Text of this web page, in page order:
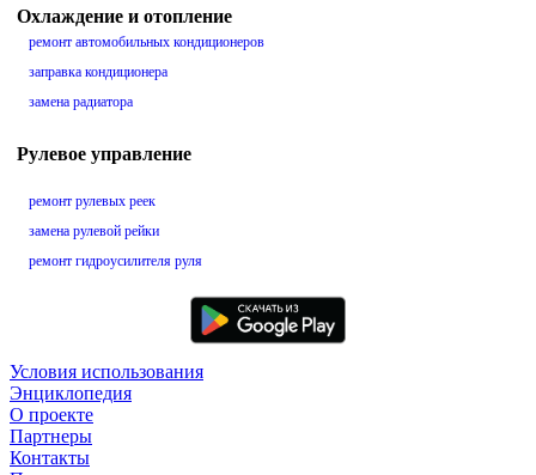
Охлаждение и отопление
ремонт автомобильных кондиционеров
заправка кондиционера
замена радиатора
Рулевое управление
ремонт рулевых реек
замена рулевой рейки
ремонт гидроусилителя руля
Условия использования
Энциклопедия
О проекте
Партнеры
Контакты